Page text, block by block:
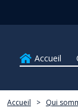
Accueil
Accueil > Qui